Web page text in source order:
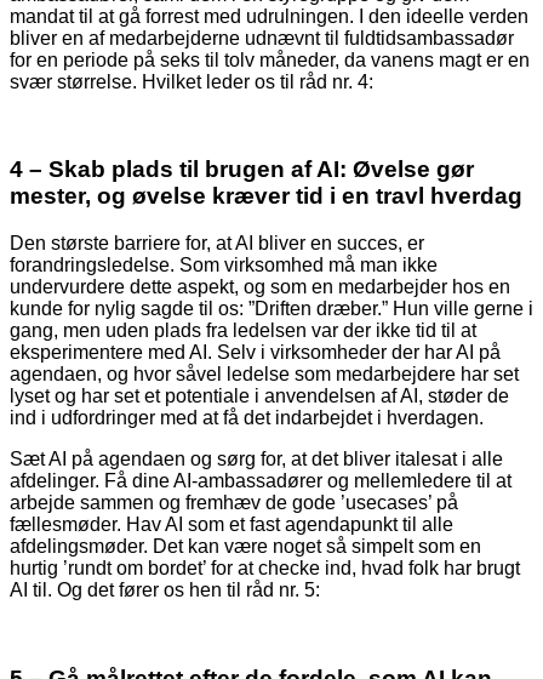
mandat til at gå forrest med udrulningen. I den ideelle verden
bliver en af medarbejderne udnævnt til fuldtidsambassadør
for en periode på seks til tolv måneder, da vanens magt er en
svær størrelse. Hvilket leder os til råd nr. 4:
4 – Skab plads til brugen af AI: Øvelse gør
mester, og øvelse kræver tid i en travl hverdag
Den største barriere for, at AI bliver en succes, er
forandringsledelse. Som virksomhed må man ikke
undervurdere dette aspekt, og som en medarbejder hos en
kunde for nylig sagde til os: ”Driften dræber.” Hun ville gerne i
gang, men uden plads fra ledelsen var der ikke tid til at
eksperimentere med AI. Selv i virksomheder der har AI på
agendaen, og hvor såvel ledelse som medarbejdere har set
lyset og har set et potentiale i anvendelsen af AI, støder de
ind i udfordringer med at få det indarbejdet i hverdagen.
Sæt AI på agendaen og sørg for, at det bliver italesat i alle
afdelinger. Få dine AI-ambassadører og mellemledere til at
arbejde sammen og fremhæv de gode ’usecases’ på
fællesmøder. Hav AI som et fast agendapunkt til alle
afdelingsmøder. Det kan være noget så simpelt som en
hurtig ’rundt om bordet’ for at checke ind, hvad folk har brugt
AI til. Og det fører os hen til råd nr. 5: